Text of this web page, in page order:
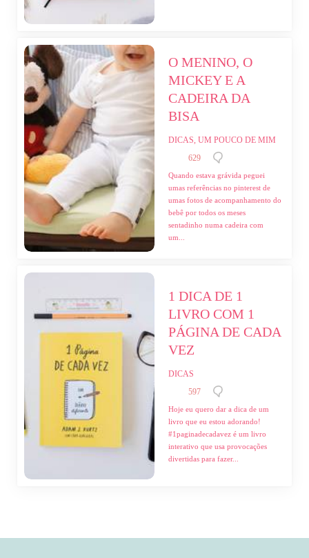
O MENINO, O
MICKEY E A
CADEIRA DA
BISA
DICAS, UM POUCO DE MIM
629
Quando estava grávida peguei
umas referências no pinterest de
umas fotos de acompanhamento do
bebê por todos os meses
sentadinho numa cadeira com
um...
1 DICA DE 1
LIVRO COM 1
PÁGINA DE CADA
VEZ
DICAS
597
Hoje eu quero dar a dica de um
livro que eu estou adorando!
⁣⁣#1paginadecadavez é um livro
interativo que usa provocações
divertidas para fazer...